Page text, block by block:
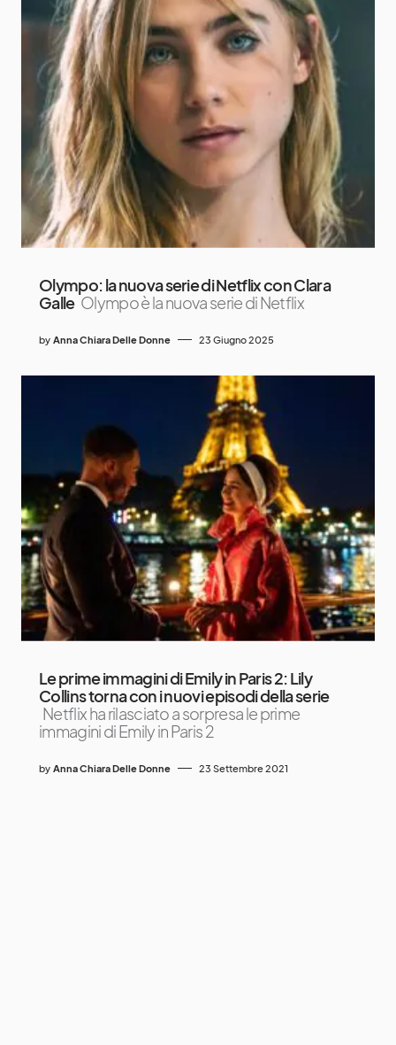
Olympo: la nuova serie di Netflix con Clara
Galle Olympo è la nuova serie di Netflix
by Anna Chiara Delle Donne 23 Giugno 2025
Le prime immagini di Emily in Paris 2: Lily
Collins torna con i nuovi episodi della serie
Netflix ha rilasciato a sorpresa le prime
immagini di Emily in Paris 2
by Anna Chiara Delle Donne 23 Settembre 2021